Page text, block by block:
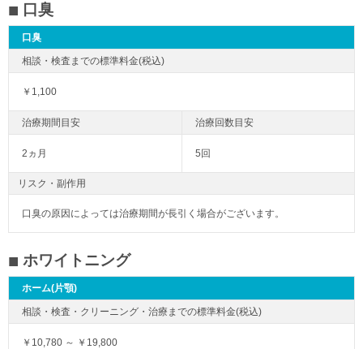
口臭
口臭
￥1,100
2ヵ月 5回
リスク・副作用
口臭の原因によっては治療期間が長引く場合がございます。
ホワイトニング
ホーム(片顎)
￥10,780 ～ ￥19,800